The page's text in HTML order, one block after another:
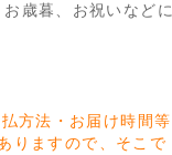
歳暮、お祝いなどに
方法・お届け時間等
りますので、そこで